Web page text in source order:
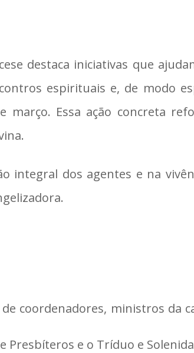
destaca iniciativas que
espirituais e, de modo
Essa ação concreta
integral dos agentes e na
coordenadores, ministros da
Presbíteros e o Tríduo e